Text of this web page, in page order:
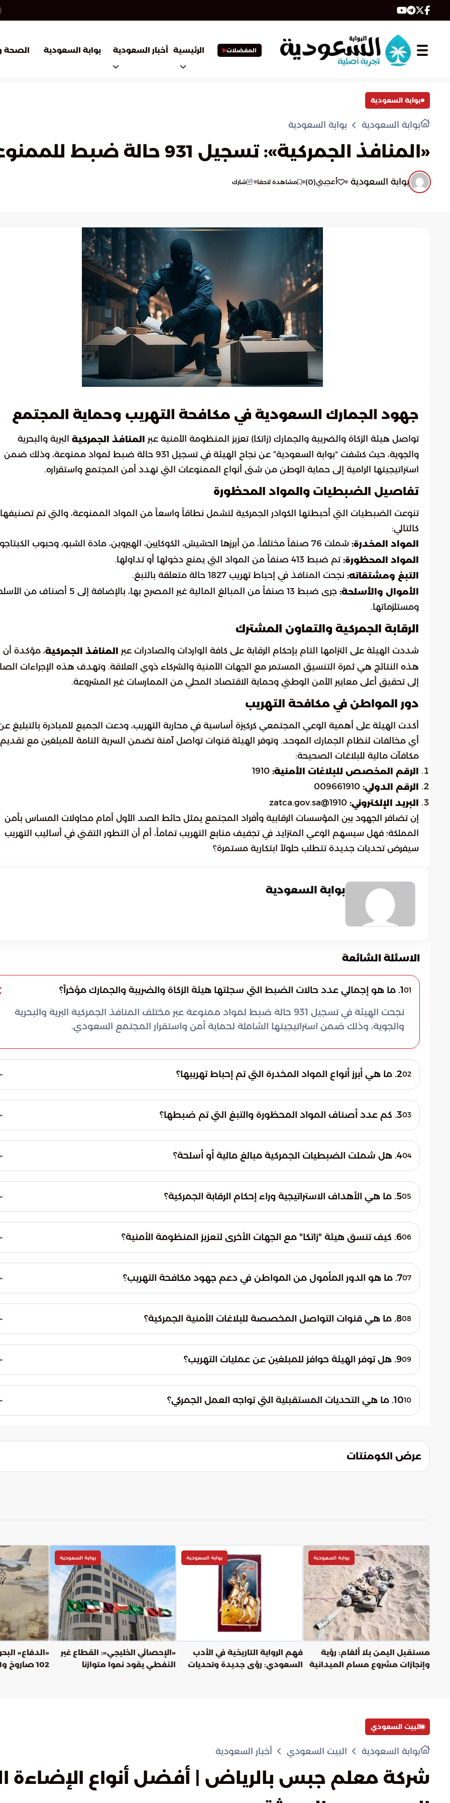
المفضلات الرئيسية أخبار السعودية بوابة السعودية الصحة
بوابة السعودية
بوابة السعودية بوابة السعودية
«المنافذ الجمركية»: تسجيل 931 حالة ضبط للممنوعات خلال أسبوع
بوابة السعودية أعجبني(
0
) مشاهدة لاحقا شارك
جهود الجمارك السعودية في مكافحة التهريب وحماية المجتمع
تواصل هيئة الزكاة والضريبة والجمارك (زاتكا) تعزيز المنظومة الأمنية عبر المنافذ الجمركية البرية والبحرية
والجوية، حيث كشفت “بوابة السعودية” عن نجاح الهيئة في تسجيل 931 حالة ضبط لمواد ممنوعة، وذلك ضمن
استراتيجيتها الرامية إلى حماية الوطن من شتى أنواع الممنوعات التي تهدد أمن المجتمع واستقراره.
تفاصيل الضبطيات والمواد المحظورة
تنوعت الضبطيات التي أحبطتها الكوادر الجمركية لتشمل نطاقاً واسعاً من المواد الممنوعة، والتي تم تصنيفها
كالتالي:
المواد المخدرة: شملت 76 صنفاً مختلفاً، من أبرزها الحشيش، الكوكايين، الهيروين، مادة الشبو، وحبوب الكبتاجون.
المواد المحظورة: تم ضبط 413 صنفاً من المواد التي يمنع دخولها أو تداولها.
التبغ ومشتقاته: نجحت المنافذ في إحباط تهريب 1827 حالة متعلقة بالتبغ.
الأموال والأسلحة:
جرى ضبط 13 صنفاً من المبالغ المالية غير المصرح بها، بالإضافة إلى 5 أصناف
ومستلزماتها.
الرقابة الجمركية والتعاون المشترك
شددت الهيئة على التزامها التام بإحكام الرقابة على كافة الواردات والصادرات عبر المنافذ الجمركية، مؤكدة أن
هذه النتائج هي ثمرة التنسيق المستمر مع الجهات الأمنية والشركاء ذوي العلاقة. وتهدف هذه الإجراءات
إلى تحقيق أعلى معايير الأمن الوطني وحماية الاقتصاد المحلي من الممارسات غير المشروعة.
دور المواطن في مكافحة التهريب
أكدت الهيئة على أهمية الوعي المجتمعي كركيزة أساسية في محاربة التهريب، ودعت الجميع للمبادرة بالتبليغ
أي مخالفات لنظام الجمارك الموحد. وتوفر الهيئة قنوات تواصل آمنة تضمن السرية التامة للمبلغين مع تقديم
مكافآت مالية للبلاغات الصحيحة:
الرقم المخصص للبلاغات الأمنية:
الرقم الدولي:
البريد الإلكتروني:
إن تضافر الجهود بين المؤسسات الرقابية وأفراد المجتمع يمثل حائط الصد الأول أمام محاولات المساس بأمن
المملكة؛ فهل سيسهم الوعي المتزايد في تجفيف منابع التهريب تماماً، أم أن التطور التقني في أساليب التهريب
سيفرض تحديات جديدة تتطلب حلولاً ابتكارية مستمرة؟
بوابة السعودية
الاسئلة الشائعة
011. ما هو إجمالي عدد حالات الضبط التي سجلتها هيئة الزكاة والضريبة والجمارك مؤخراً؟
نجحت الهيئة في تسجيل 931 حالة ضبط لمواد ممنوعة عبر مختلف المنافذ الجمركية البرية والبحرية
والجوية، وذلك ضمن استراتيجيتها الشاملة لحماية أمن واستقرار المجتمع السعودي.
022. ما هي أبرز أنواع المواد المخدرة التي تم إحباط تهريبها؟
والهيروين، بالإضافة إلى مادة الشبو وحبوب الكبتاجون التي تشكل خطراً كبيراً على الشباب.033. كم عدد أصناف المواد المحظورة والتبغ التي تم ضبطها؟
بالإضافة إلى إحباط تهريب 1827 حالة متعلقة بالتبغ ومشتقاته عبر المنافذ المختلفة.044. هل شملت الضبطيات الجمركية مبالغ مالية أو أسلحة؟
من الأسلحة ومستلزماتها، مما يعزز من كفاءة الرقابة الأمنية على الواردات والصادرات.055. ما هي الأهداف الاستراتيجية وراء إحكام الرقابة الجمركية؟
المحلي من الممارسات غير المشروعة، وضمان سلامة المجتمع من كافة أنواع الممنوعات.066. كيف تنسق هيئة "زاتكا" مع الجهات الأخرى لتعزيز المنظومة الأمنية؟
والشركاء ذوي العلاقة، مما يساهم في توحيد الجهود لمكافحة محاولات التهريب بكافة أشكالها.077. ما هو الدور المأمول من المواطن في دعم جهود مكافحة التهريب؟
مخالفات لنظام الجمارك الموحد، مؤكدة أن تضافر الجهود يمثل حائط الصد الأول لحماية الوطن.088. ما هي قنوات التواصل المخصصة للبلاغات الأمنية الجمركية؟
الإلكتروني (1910@zatca.gov.sa) لاستقبال البلاغات من المواطنين والمقيمين على مدار الساعة.099. هل توفر الهيئة حوافز للمبلغين عن عمليات التهريب؟
الصحيحة التي تسهم في كشف المخالفات الجمركية وإحباط عمليات التهريب.1010. ما هي التحديات المستقبلية التي تواجه العمل الجمركي؟
عرض الكومنتات
بوابة السعودية
مستقبل اليمن بلا ألغام: رؤية
وإنجازات مشروع مسام الميدانية
بوابة السعودية
فهم الرواية التاريخية في الأدب
السعودي: رؤى جديدة وتحديات
بوابة السعودية
«الإحصائي الخليجي»: القطاع غير
النفطي يقود نموا متوازنا
«الدفاع»
102 صاروخ و171 مسيّرة حتى الآن
البيت السعودي
بوابة السعودية البيت السعودي أخبار السعودية
شركة معلم جبس بالرياض | أفضل أنواع الإضاءة